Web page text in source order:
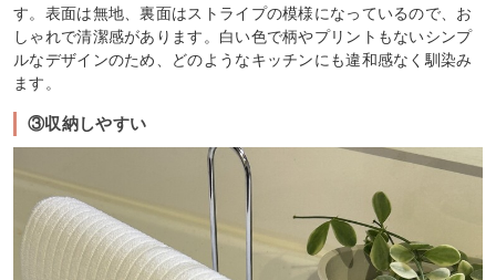
す。表面は無地、裏面はストライプの模様になっているので、お
しゃれで清潔感があります。白い色で柄やプリントもないシンプ
ルなデザインのため、どのようなキッチンにも違和感なく馴染み
ます。
③収納しやすい